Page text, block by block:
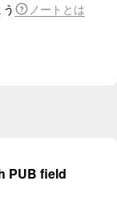
ノートとは
PUB field